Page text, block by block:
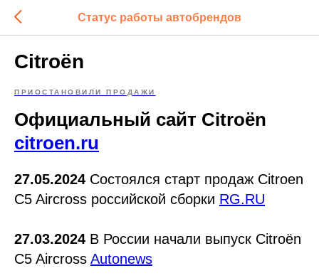
Статус работы автобрендов
Citroёn
ПРИОСТАНОВИЛИ ПРОДАЖИ
Официальный сайт Citroёn
citroen.ru
27.05.2024 Состоялся старт продаж Citroen
C5 Aircross российской сборки RG.RU
27.03.2024 В России начали выпуск Citroën
C5 Aircross Autonews